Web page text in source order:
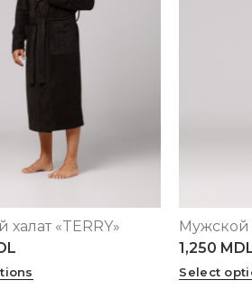
XL
халат «TERRY»
S M L
Мужской
1,250
Select